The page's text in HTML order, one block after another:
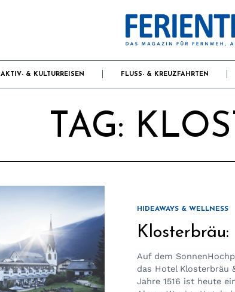
AKTIV- & KULTURREISEN FLUSS- & KREUZFAHRTEN
TAG:
HIDEAWAYS & WELLNESS
Auf dem
das Hotel Klosterbräu
Jahre 1516 ist heute